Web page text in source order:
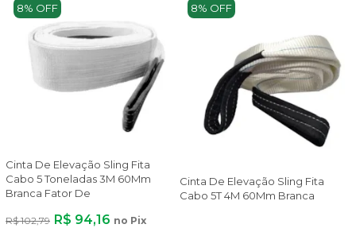
8% OFF
Cinta De Elevação Sling Fita
Cabo 5 Toneladas 3M 60Mm
Branca Fator De
R$ 102,79 R$ 94,16 no Pix
8% OFF
Cinta De Elevação Sling Fita
Cabo 5T 4M 60Mm Branca